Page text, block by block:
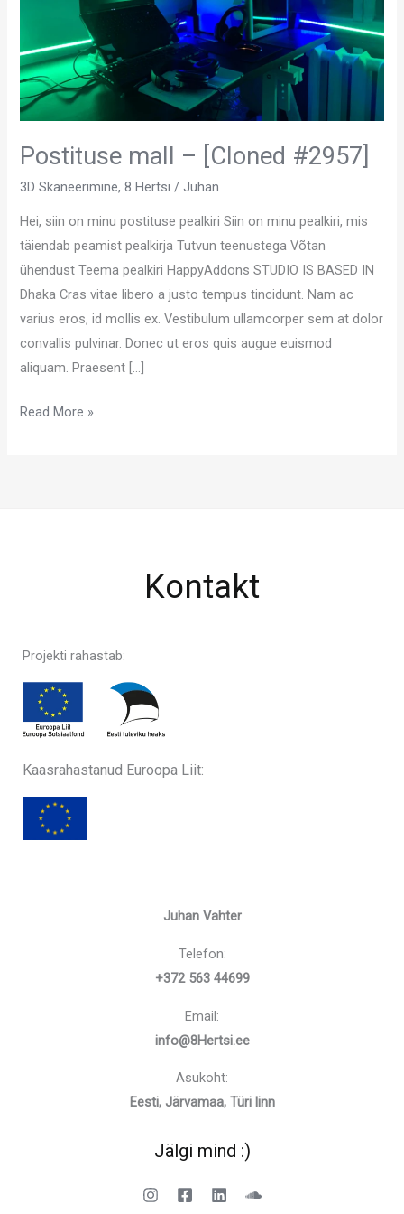
Postituse mall – [Cloned #2957]
3D Skaneerimine,8 Hertsi /Juhan
Hei, siin on minu postituse pealkiri Siin on minu pealkiri, mis
täiendab peamist pealkirja Tutvun teenustega Võtan
ühendust Teema pealkiri HappyAddons STUDIO IS BASED IN
Dhaka Cras vitae libero a justo tempus tincidunt. Nam ac
varius eros, id mollis ex. Vestibulum ullamcorper sem at dolor
convallis pulvinar. Donec ut eros quis augue euismod
aliquam. Praesent […]
Read More »
Kontakt
Projekti rahastab:
Kaasrahastanud Euroopa Liit:
Juhan Vahter
Telefon:
+372 563 44699
Email:
info@8Hertsi.ee
Asukoht:
Eesti, Järvamaa, Türi linn
Jälgi mind :)